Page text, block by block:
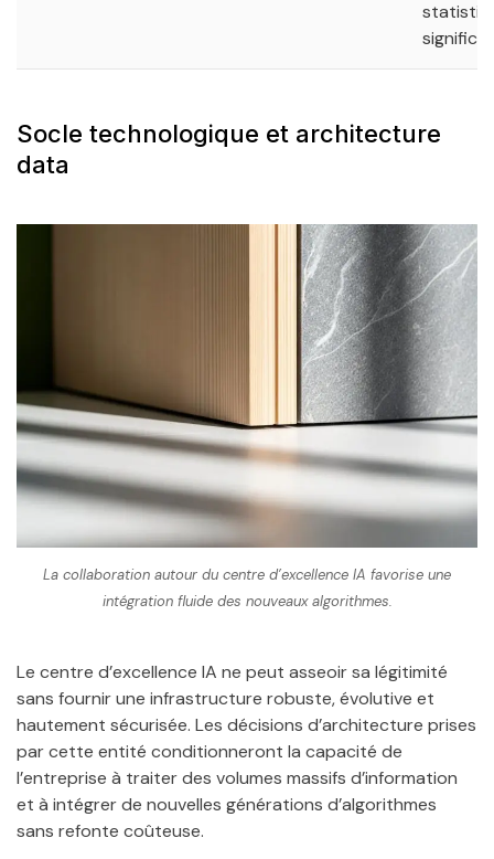
Socle technologique et architecture
data
La collaboration autour du centre d’excellence IA favorise une
intégration fluide des nouveaux algorithmes.
Le centre d’excellence IA ne peut asseoir sa légitimité
sans fournir une infrastructure robuste, évolutive et
hautement sécurisée. Les décisions d’architecture prises
par cette entité conditionneront la capacité de
l’entreprise à traiter des volumes massifs d’information
et à intégrer de nouvelles générations d’algorithmes
sans refonte coûteuse.